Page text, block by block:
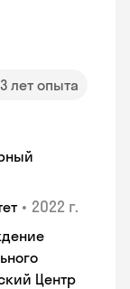
лет опыта
• 2022 г.
Центр